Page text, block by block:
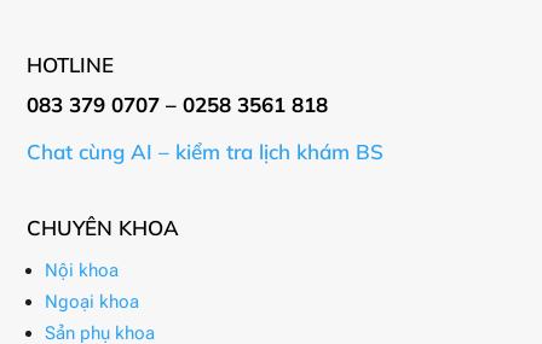
HOTLINE
083 379 0707 – 0258 3561 818
Chat cùng AI – kiểm tra lịch khám BS
CHUYÊN KHOA
Nội khoa
Ngoại khoa
Sản phụ khoa